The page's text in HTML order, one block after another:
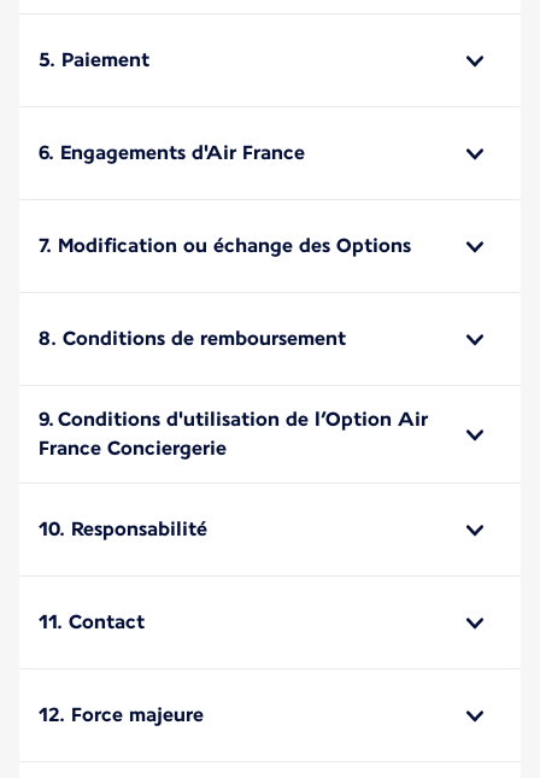
5. Paiement
6. Engagements d'Air France
7. Modification ou échange des Options
8. Conditions de remboursement
9. Conditions d'utilisation de l’Option Air
France Conciergerie
10. Responsabilité
11. Contact
12. Force majeure